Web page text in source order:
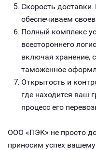
Скорость
обеспечиваем
Полный комплекс
всестороннего
включая хранение,
таможенное
Открытость и
где находится ваш
процесс его
ООО «ПЭК» не просто
приносим успех